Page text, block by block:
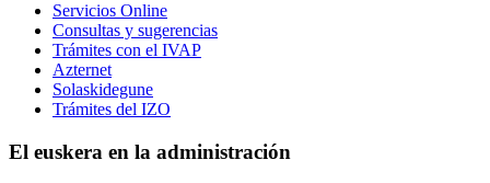
Servicios Online
Consultas y sugerencias
Trámites con el IVAP
Azternet
Solaskidegune
Trámites del IZO
El euskera en la administración